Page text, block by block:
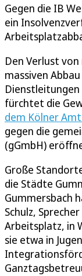
Gegen die IB
ein
Den Verlust
massiven
fürchtet die
dem Kölner
gegen die
(gGmbH)
Große
die Städte
Gummersbach
Schulz,
Arbeitsplatz, in
sie etwa in